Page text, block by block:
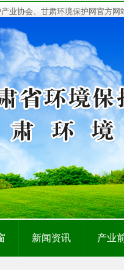
业协会、甘肃环境保护网官方
新闻资讯 产业